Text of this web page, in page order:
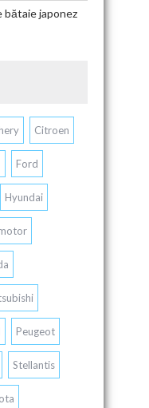
bătaie japonez
Citroen
Ford
Hyundai
Peugeot
Stellantis